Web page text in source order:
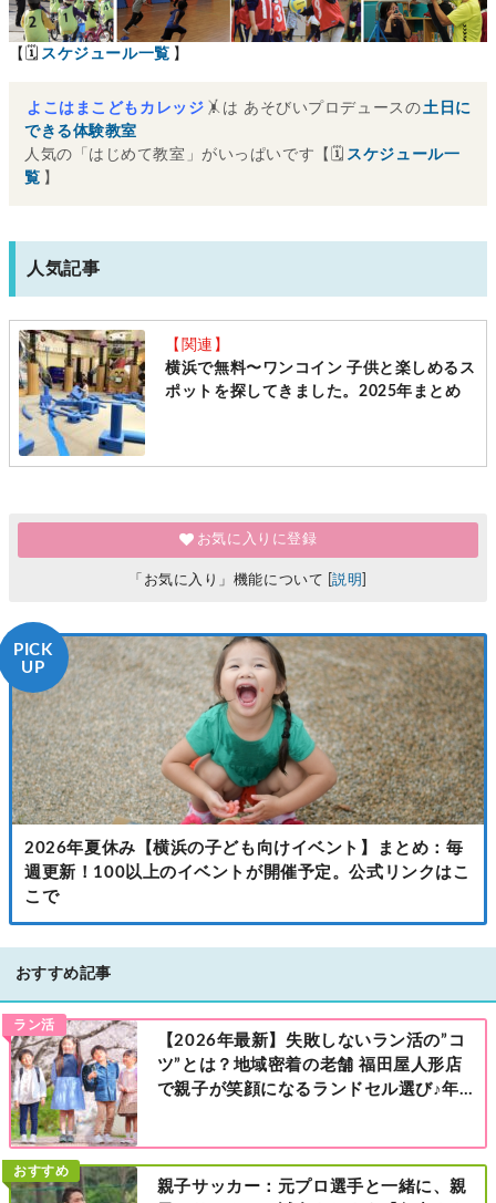
【🗓 スケジュール一覧 】
よこはまこどもカレッジ 🤸は あそびいプロデュースの土日に
できる体験教室
人気の「はじめて教室」がいっぱいです【🗓 スケジュール一
覧 】
人気記事
【関連】
横浜で無料〜ワンコイン 子供と楽しめるス
ポットを探してきました。2025年まとめ
お気に入りに登録
「お気に入り」機能について [説明]
PICK
UP
2026年夏休み【横浜の子ども向けイベント】まとめ：毎
週更新！100以上のイベントが開催予定。公式リンクはこ
こで
おすすめ記事
ラン活
【2026年最新】失敗しないラン活の”コ
ツ”とは？地域密着の老舗 福田屋人形店
で親子が笑顔になるランドセル選び♪年
店・町田店・マルイファミリー溝口店］
おすすめ
親子サッカー：元プロ選手と一緒に、親